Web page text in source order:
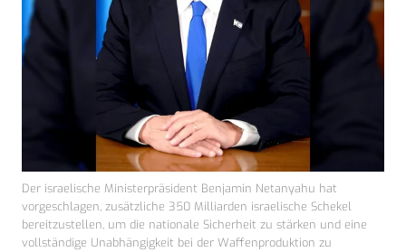
Der israelische Ministerpräsident Benjamin Netanyahu hat
vorgeschlagen, zusätzliche 350 Milliarden israelische Schekel
bereitzustellen, um die nationale Sicherheit zu stärken und eine
vollständige Unabhängigkeit bei der Waffenproduktion zu